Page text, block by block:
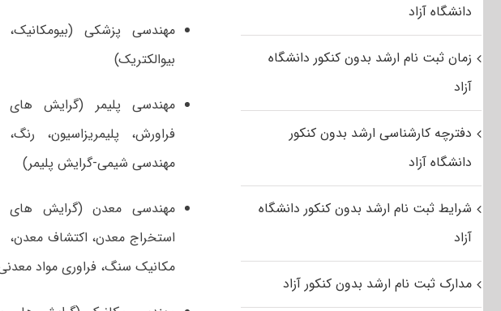
مهندسی پزشکی (بیومکانیک،
بیوالکتریک)
مهندسی پلیمر (گرایش های
فراورش، پلیمریزاسیون، رنگ،
مهندسی شیمی-گرایش پلیمر)
مهندسی معدن (گرایش های
استخراج معدن، اکتشاف معدن،
مکانیک سنگ، فراوری مواد
دانشگاه آزاد
زمان ثبت نام ارشد بدون کنکور دانشگاه
آزاد
دفترچه کارشناسی ارشد بدون کنکور
دانشگاه آزاد
شرایط ثبت نام ارشد بدون کنکور دانشگاه
آزاد
مدارک ثبت نام ارشد بدون کنکور آزاد